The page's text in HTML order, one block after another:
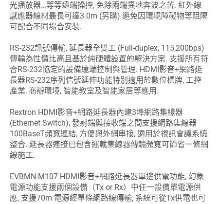
光播放器…等等遠端操控, 免除兩端異地奔波之苦. 紅外線
感應器線材最長可達3.0m (另購) 避免因環境障礙物等阻隔
可配合不同場合安裝.
RS-232訊號傳輸, 延長器全雙工 (Full-duplex, 115,200bps)
傳輸為性價比高且基於純硬體設置的解決方案. 支援所有符
合RS-232協定的設備遠端控制與管理. HDMI影音+網路延
長器RS-232序列信號延伸功能特別適用於數位標牌, 工控
產業, 商辦環境, 智能教室及智能家居等應用.
Rextron HDMI影音+網路延長器內建3埠網路集線器
(Ethernet Switch), 發射端與接收端之間支援網路集線器
100BaseT頻寬連結, 方便與外網串接, 適用於視訊會議系統
整合. 延長器連接已包含運載集線器傳輸頻寬可節省一條網
線施工.
EVBMN-M107 HDMI影音+網路延長器單邊供電功能, 幻象
電源功能支援兩個設備（Tx or Rx）中任一設備單電源供
應, 支援70m 電源經單條網路線傳輸, 系統可從Tx供電也可